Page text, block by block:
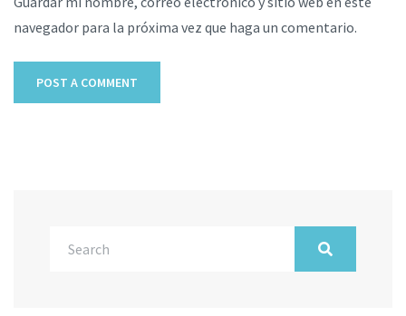
navegador para la próxima vez que haga un comentario.